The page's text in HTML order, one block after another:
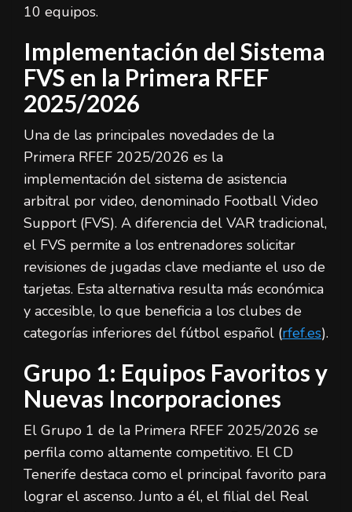
10 equipos.
Implementación del Sistema
FVS en la Primera RFEF
2025/2026
Una de las principales novedades de la
Primera RFEF 2025/2026 es la
implementación del sistema de asistencia
arbitral por video, denominado Football Video
Support (FVS). A diferencia del VAR tradicional,
el FVS permite a los entrenadores solicitar
revisiones de jugadas clave mediante el uso de
tarjetas. Esta alternativa resulta más económica
y accesible, lo que beneficia a los clubes de
categorías inferiores del fútbol español (rfef.es).
Grupo 1: Equipos Favoritos y
Nuevas Incorporaciones
El Grupo 1 de la Primera RFEF 2025/2026 se
perfila como altamente competitivo. El CD
Tenerife destaca como el principal favorito para
lograr el ascenso. Junto a él, el filial del Real